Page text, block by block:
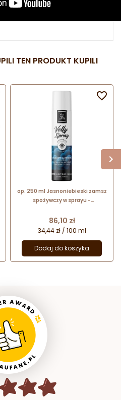
TEN PRODUKT KUPILI
op. 250 ml Jasnoniebieski zamsz
spożywczy w sprayu -
cukierniczych - Barima Artisanal
Cena
86,10 zł
34,44 zł / 100 ml
Dodaj do koszyka
